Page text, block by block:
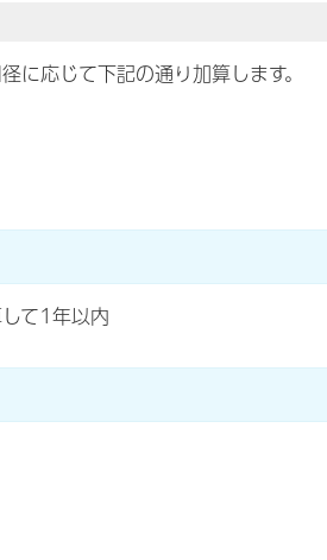
に応じて下記の通り加算します。
て1年以内